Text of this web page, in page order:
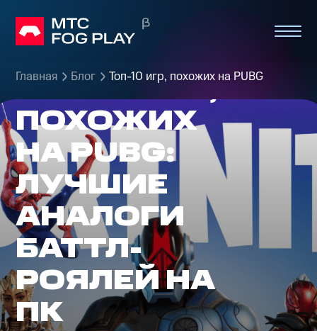
Главная Блог Топ-10 игр, похожих на PUBG
ТОП-10 ИГР,
ПОХОЖИХ
НА PUBG:
ЛУЧШИЕ
АНАЛОГИ
БАТТЛ-
РОЯЛЕЙ НА
ПК